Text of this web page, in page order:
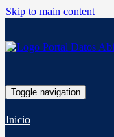
Skip to main content
Toggle navigation
Inicio